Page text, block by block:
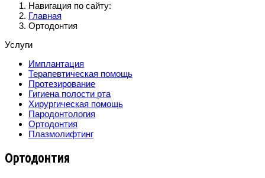
Навигация по сайту:
Главная
Ортодонтия
Услуги
Имплантация
Терапевтическая помощь
Протезирование
Гигиена полости рта
Хирургическая помощь
Пародонтология
Ортодонтия
Плазмолифтинг
Ортодонтия